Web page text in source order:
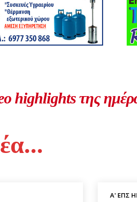
highlights της
Α' ΕΠΣ